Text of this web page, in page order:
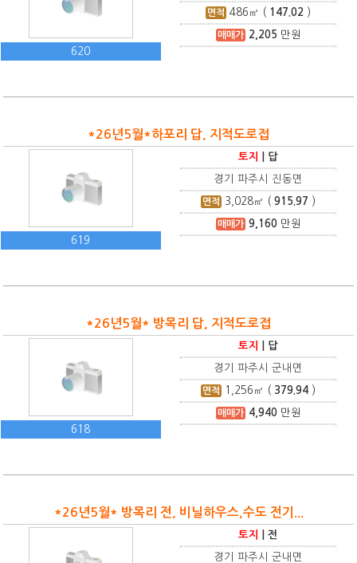
620
면적 486 ㎡ ( 147.02 )
매매가 2,205 만원
*26년5월*하포리 답, 지적도로접
619
토지 답
경기 파주시 진동면
면적 3,028㎡ (915.97 )
매매가 9,160만원
*26년5월* 방목리 답, 지적도로접
618
토지 답
경기 파주시 군내면
면적 1,256 ㎡ ( 379.94 )
매매가 4,940만원
*26년5월* 방목리 전, 비닐하우스,수도 전기...
토지 |전
경기 파주시 군내면